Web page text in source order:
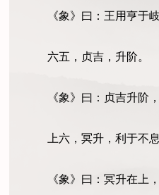
《象》曰：王用亨于
六五，贞吉，升阶。
《象》曰：贞吉升阶
上六，冥升，利于不
《象》曰：冥升在上